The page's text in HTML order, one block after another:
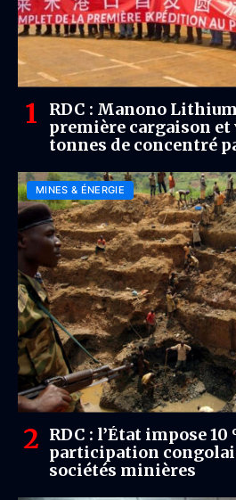
RDC : Manono
première cargaison
tonnes de concentré
MINES & ÉNERGIE
RDC : l’État impose 10
participation
sociétés minières